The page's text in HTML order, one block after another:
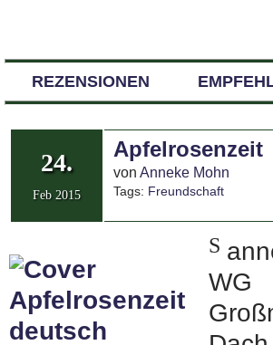
REZENSIONEN
24.
Feb 2015
Apfelrosenzeit
von Anneke Mohn
Tags: Freundschaft
S
WG